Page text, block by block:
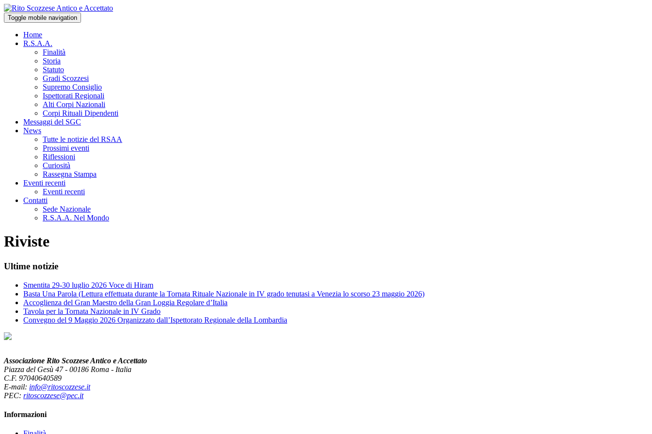
Toggle mobile navigation
Home
R.S.A.A.
Finalità
Storia
Statuto
Gradi Scozzesi
Supremo Consiglio
Ispettorati Regionali
Alti Corpi Nazionali
Corpi Rituali Dipendenti
Messaggi del SGC
News
Tutte le notizie del RSAA
Prossimi eventi
Riflessioni
Curiosità
Rassegna Stampa
Eventi recenti
Eventi recenti
Contatti
Sede Nazionale
R.S.A.A. Nel Mondo
Riviste
Ultime notizie
Smentita 29-30 luglio 2026 Voce di Hiram
Basta Una Parola (Lettura effettuata durante la Tornata Rituale Nazionale in IV grado tenutasi a Venezia lo scorso 23 maggio 2026)
Accoglienza del Gran Maestro della Gran Loggia Regolare d’Italia
Tavola per la Tornata Nazionale in IV Grado
Convegno del 9 Maggio 2026 Organizzato dall’Ispettorato Regionale della Lombardia
Associazione Rito Scozzese Antico e Accettato
Piazza del Gesù 47 - 00186 Roma - Italia
C.F. 97040640589
E-mail: info@ritoscozzese.it
PEC: ritoscozzese@pec.it
Informazioni